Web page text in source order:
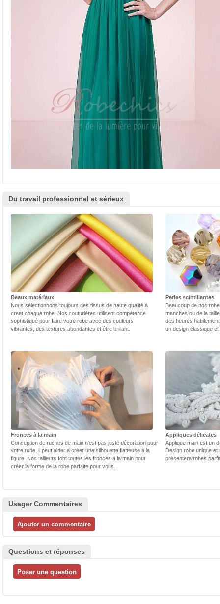
Du travail professionnel et sérieux
Beaux matériaux
Nous sélectionnons toujours des tissus de haute qualité à
creat chaque robe. Nos couturières utilisent compétence
sophistiqué pour faire votre robe avec des couleurs
vibrantes, des textures abondantes et être brillant.
Perles scintillantes
Beaucoup de nos
manches ou de la
des heures
un design classique
Fronces à la main
Conception de ruches de main n'est pas juste décoration pour
votre robe, il peut aider à créer une silhouette flatteuse à la
figure. Nos tailleurs font toutes les fronces à la main pour
créer la forme de la robe parfaite pour vous.
Appliques délicates
Applique main est un
Design robe unique et
présentera robes
Usager Commentaires
Questions et réponses